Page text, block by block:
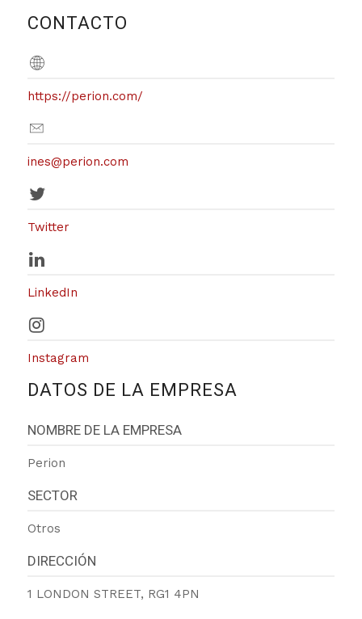
CONTACTO
https://perion.com/
ines@perion.com
Twitter
LinkedIn
Instagram
DATOS DE LA EMPRESA
NOMBRE DE LA EMPRESA
Perion
SECTOR
Otros
DIRECCIÓN
1 LONDON STREET, RG1 4PN